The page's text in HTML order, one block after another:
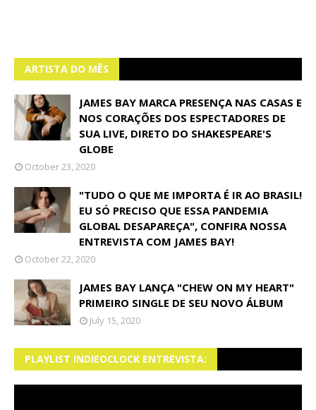
ARTISTA DO MÊS
JAMES BAY MARCA PRESENÇA NAS CASAS E
NOS CORAÇÕES DOS ESPECTADORES DE
SUA LIVE, DIRETO DO SHAKESPEARE'S
GLOBE
October 23, 2020
"TUDO O QUE ME IMPORTA É IR AO BRASIL!
EU SÓ PRECISO QUE ESSA PANDEMIA
GLOBAL DESAPAREÇA", CONFIRA NOSSA
ENTREVISTA COM JAMES BAY!
October 22, 2020
JAMES BAY LANÇA "CHEW ON MY HEART"
PRIMEIRO SINGLE DE SEU NOVO ÁLBUM
July 15, 2020
PLAYLIST INDIEOCLOCK ENTREVISTA: